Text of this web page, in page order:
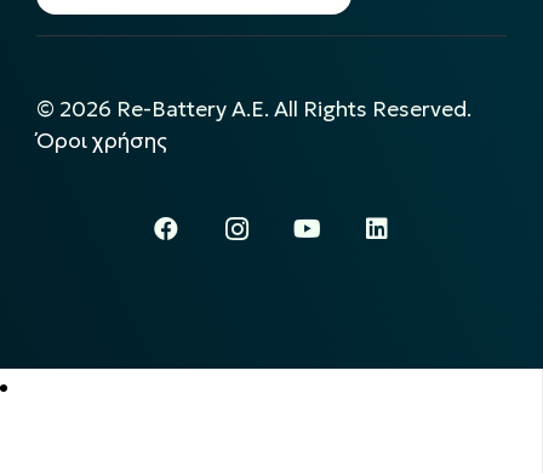
© 2026 Re-Battery A.E. All Rights Reserved.
Όροι χρήσης